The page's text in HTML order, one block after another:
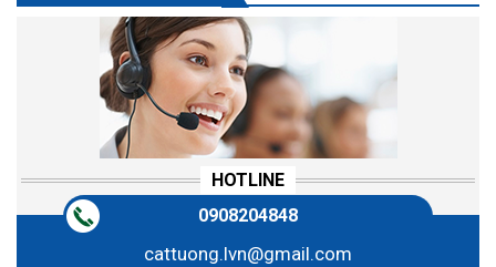
HOTLINE
0908204848
cattuong.lvn@gmail.com